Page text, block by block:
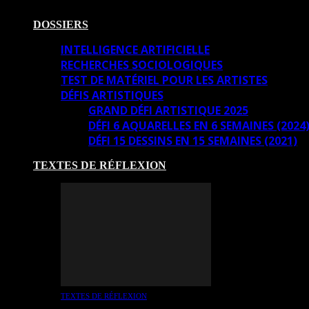
DOSSIERS
INTELLIGENCE ARTIFICIELLE
RECHERCHES SOCIOLOGIQUES
TEST DE MATÉRIEL POUR LES ARTISTES
DÉFIS ARTISTIQUES
GRAND DÉFI ARTISTIQUE 2025
DÉFI 6 AQUARELLES EN 6 SEMAINES (2024)
DÉFI 15 DESSINS EN 15 SEMAINES (2021)
TEXTES DE RÉFLEXION
TEXTES DE RÉFLEXION